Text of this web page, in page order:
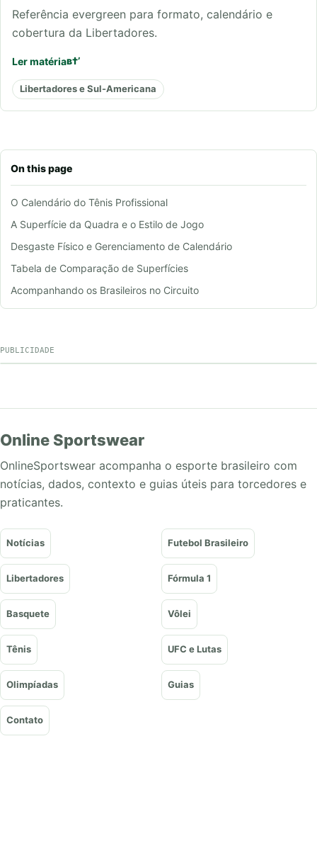
On this page
O Calendário do Tênis Profissional
A Superfície da Quadra e o Estilo de Jogo
Desgaste Físico e Gerenciamento de Calendário
Tabela de Comparação de Superfícies
Acompanhando os Brasileiros no Circuito
Referência evergreen para formato, calendário e
cobertura da Libertadores.
Ler matéria
Libertadores e Sul-Americana
PUBLICIDADE
Online Sportswear
OnlineSportswear acompanha o esporte brasileiro com
notícias, dados, contexto e guias úteis para torcedores e
praticantes.
Notícias Futebol Brasileiro
Libertadores Fórmula 1
Basquete Vôlei
Tênis UFC e Lutas
Olimpíadas Guias
Contato